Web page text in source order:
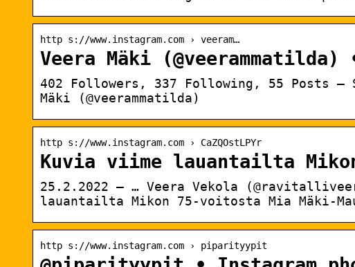
http s://www.instagram.com › veeram…
Veera Mäki
402 Followers, 337 Following, 55 Posts –
Mäki (@veerammatilda)
http s://www.instagram.com › CaZQOstLPYr
Kuvia viime lauantailta
25.2.2022 — … Veera Vekola
lauantailta Mikon 75-voitosta Mia Mäki-
http s://www.instagram.com › piparityypit